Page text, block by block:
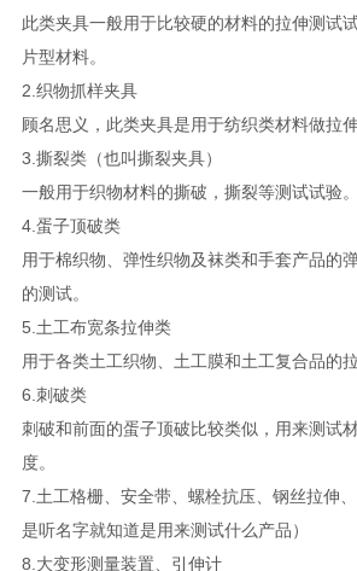
此类夹具一般用于比较硬的材料的拉伸测试
片型材料。
2.织物抓样夹具
顾名思义，此类夹具是用于纺织类材料做拉伸
3.撕裂类（也叫撕裂夹具）
一般用于织物材料的撕破，撕裂等测试试验。
4.蛋子顶破类
用于棉织物、弹性织物及袜类和手套产品的
的测试。
5.土工布宽条拉伸类
用于各类土工织物、土工膜和土工复合品的拉
6.刺破类
刺破和前面的蛋子顶破比较类似，用来测试
度。
7.土工格栅、安全带、螺栓抗压、钢丝拉伸
是听名字就知道是用来测试什么产品）
8.大变形测量装置、引伸计